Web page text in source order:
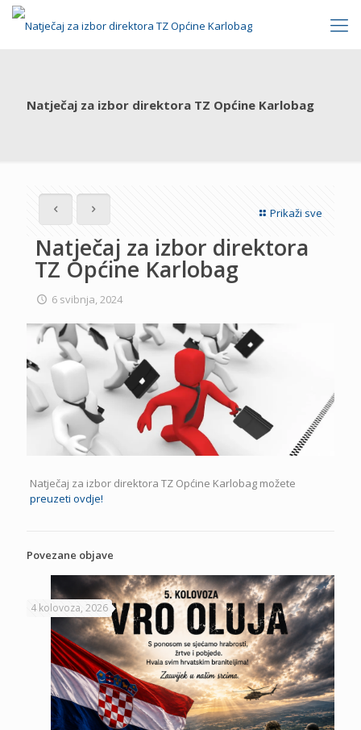
Natječaj za izbor direktora TZ Općine Karlobag
Prikaži sve
Natječaj za izbor direktora
TZ Općine Karlobag
6 svibnja, 2024
Natječaj za izbor direktora TZ Općine Karlobag možete
preuzeti ovdje!
Povezane objave
4 kolovoza, 2026